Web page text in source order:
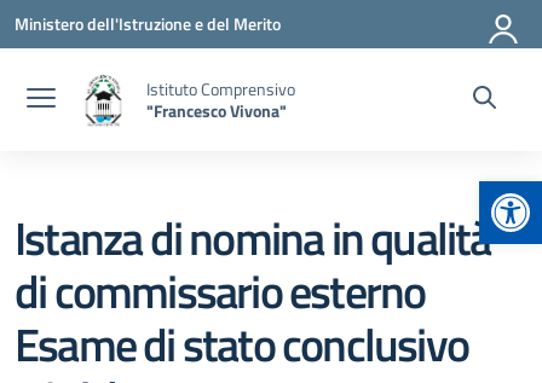
Vai ai contenuti
Vai al menu di navigazione
Vai al footer
Ministero dell'Istruzione e del Merito
Istituto Comprensivo
"Francesco Vivona"
Istanza di nomina in qualità
di commissario esterno
Esame di stato conclusivo